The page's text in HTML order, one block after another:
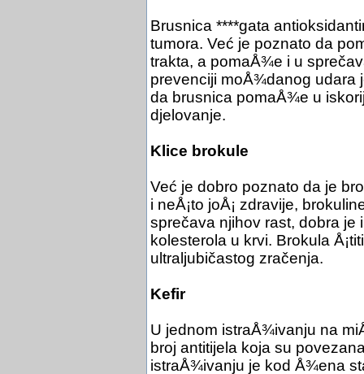
Brusnica ****gata
tumora. Već je poznato da
trakta, a pomaÅ¾e i u
prevenciji moÅ¾danog udara
da brusnica pomaÅ¾e u
djelovanje.
Klice brokule
Već je dobro poznato da je
i neÅ¡to joÅ¡ zdravije,
sprečava njihov rast, dobra je
kolesterola u krvi. Brokula
ultraljubičastog zračenja.
Kefir
U jednom istraÅ¾ivanju na
broj antitijela koja su
istraÅ¾ivanju je kod Å¾ena